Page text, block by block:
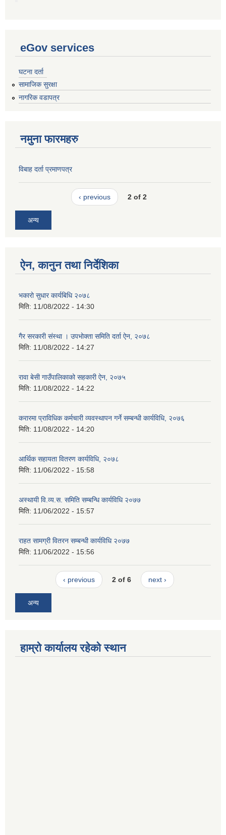
eGov services
घटना दर्ता
सामाजिक सुरक्षा
नागरिक वडापत्र
नमुना फारमहरु
विबाह दर्ता प्रमाणपत्र
‹ previous 2 of 2
अन्य
ऐन, कानुन तथा निर्देशिका
भकारो सुधार कार्यबिधि २०७८
मिति: 11/08/2022 - 14:30
गैर सरकारी संस्था । उपभोक्ता समिति दर्ता ऐन, २०७८
मिति: 11/08/2022 - 14:27
रावा बेसी गाउँपालिकाको सहकारी ऐन, २०७५
मिति: 11/08/2022 - 14:22
करारमा प्राविधिक कर्मचारी व्यवस्थापन गर्ने सम्बन्धी कार्यविधि, २०७६
मिति: 11/08/2022 - 14:20
आर्थिक सहायता वितरण कार्यविधि, २०७८
मिति: 11/06/2022 - 15:58
अस्थायी वि.व्य.स. समिति सम्बन्धि कार्यविधि २०७७
मिति: 11/06/2022 - 15:57
राहत सामग्री वितरन सम्बन्धी कार्यविधि २०७७
मिति: 11/06/2022 - 15:56
‹ previous 2 of 6 next ›
अन्य
हाम्रो कार्यालय रहेको स्थान